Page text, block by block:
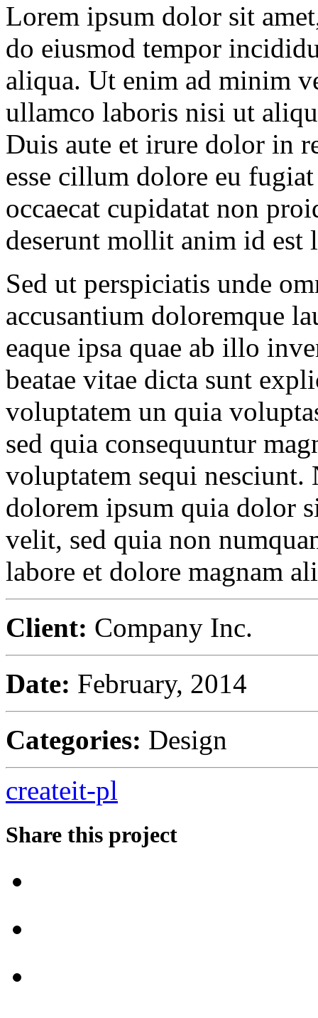
Lorem ipsum dolor sit
do eiusmod tempor
aliqua. Ut enim ad minim
ullamco laboris nisi ut
Duis aute et irure dolor in
esse cillum dolore eu
occaecat cupidatat non
deserunt mollit anim id est
Sed ut perspiciatis unde
accusantium doloremque
eaque ipsa quae ab illo
beatae vitae dicta sunt
voluptatem un quia
sed quia consequuntur
voluptatem sequi nesciunt.
dolorem ipsum quia dolor
velit, sed quia non
labore et dolore magnam
Client: Company Inc.
Date: February, 2014
Categories: Design
createit-pl
Share this project